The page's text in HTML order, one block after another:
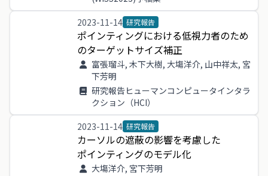
2023-11-14 研究報告
ポインティングにおける低視力者のため
のターゲットサイズ補正
富張瑠斗, 木下大樹, 大塲洋介, 山中祥太, 宮
下芳明
研究報告ヒューマンコンピュータインタラ
クション（HCI）
2023-11-14 研究報告
カーソルの遮蔽の影響を考慮した
ポインティングのモデル化
大塲洋介, 宮下芳明